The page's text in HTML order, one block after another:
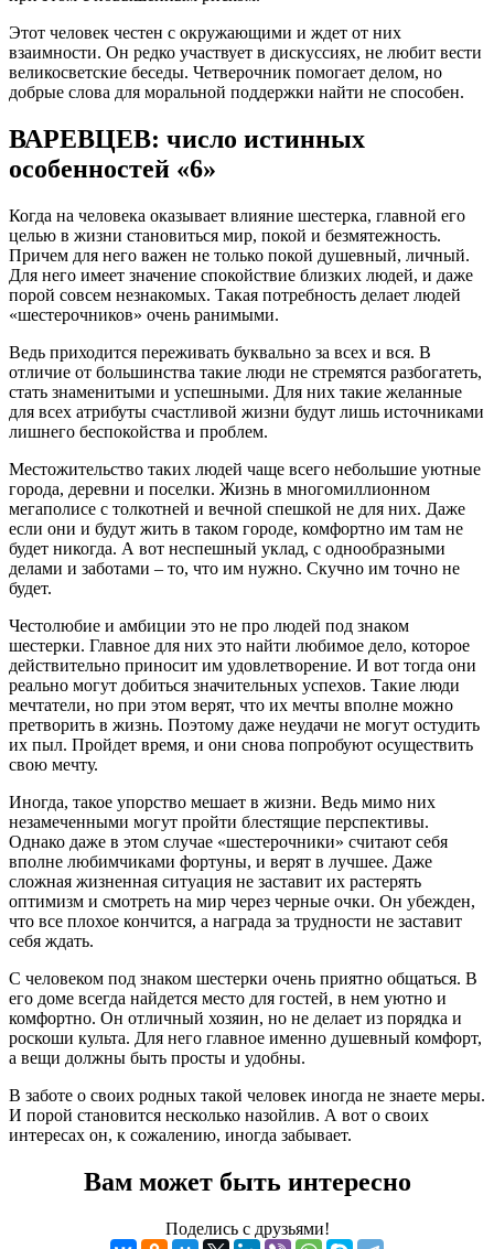
Этот человек честен с окружающими и ждет от них
взаимности. Он редко участвует в дискуссиях, не любит вести
великосветские беседы. Четверочник помогает делом, но
добрые слова для моральной поддержки найти не способен.
ВАРЕВЦЕВ: число истинных
особенностей «6»
Когда на человека оказывает влияние шестерка, главной его
целью в жизни становиться мир, покой и безмятежность.
Причем для него важен не только покой душевный, личный.
Для него имеет значение спокойствие близких людей, и даже
порой совсем незнакомых. Такая потребность делает людей
«шестерочников» очень ранимыми.
Ведь приходится переживать буквально за всех и вся. В
отличие от большинства такие люди не стремятся разбогатеть,
стать знаменитыми и успешными. Для них такие желанные
для всех атрибуты счастливой жизни будут лишь источниками
лишнего беспокойства и проблем.
Местожительство таких людей чаще всего небольшие уютные
города, деревни и поселки. Жизнь в многомиллионном
мегаполисе с толкотней и вечной спешкой не для них. Даже
если они и будут жить в таком городе, комфортно им там не
будет никогда. А вот неспешный уклад, с однообразными
делами и заботами – то, что им нужно. Скучно им точно не
будет.
Честолюбие и амбиции это не про людей под знаком
шестерки. Главное для них это найти любимое дело, которое
действительно приносит им удовлетворение. И вот тогда они
реально могут добиться значительных успехов. Такие люди
мечтатели, но при этом верят, что их мечты вполне можно
претворить в жизнь. Поэтому даже неудачи не могут остудить
их пыл. Пройдет время, и они снова попробуют осуществить
свою мечту.
Иногда, такое упорство мешает в жизни. Ведь мимо них
незамеченными могут пройти блестящие перспективы.
Однако даже в этом случае «шестерочники» считают себя
вполне любимчиками фортуны, и верят в лучшее. Даже
сложная жизненная ситуация не заставит их растерять
оптимизм и смотреть на мир через черные очки. Он убежден,
что все плохое кончится, а награда за трудности не заставит
себя ждать.
С человеком под знаком шестерки очень приятно общаться. В
его доме всегда найдется место для гостей, в нем уютно и
комфортно. Он отличный хозяин, но не делает из порядка и
роскоши культа. Для него главное именно душевный комфорт,
а вещи должны быть просты и удобны.
В заботе о своих родных такой человек иногда не знаете меры.
И порой становится несколько назойлив. А вот о своих
интересах он, к сожалению, иногда забывает.
Вам может быть интересно
Поделись с друзьями!